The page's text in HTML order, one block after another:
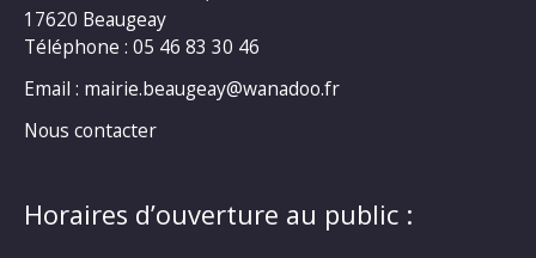
17620 Beaugeay
Téléphone : 05 46 83 30 46
Email : mairie.beaugeay@wanadoo.fr
Nous contacter
Horaires d’ouverture au public :